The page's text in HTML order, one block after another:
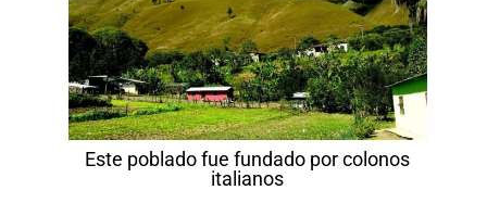
Este poblado fue fundado por colonos
italianos